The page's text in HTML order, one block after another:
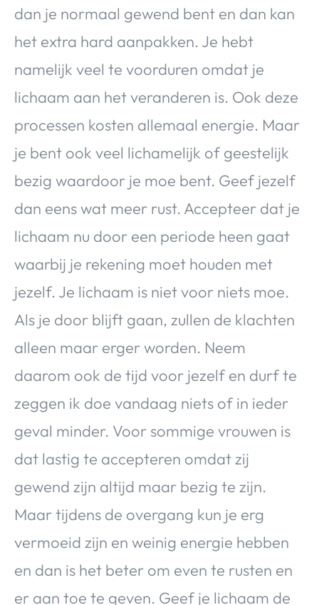
dan je normaal gewend bent en dan kan
het extra hard aanpakken. Je hebt
namelijk veel te voorduren omdat je
lichaam aan het veranderen is. Ook deze
processen kosten allemaal energie. Maar
je bent ook veel lichamelijk of geestelijk
bezig waardoor je moe bent. Geef jezelf
dan eens wat meer rust. Accepteer dat je
lichaam nu door een periode heen gaat
waarbij je rekening moet houden met
jezelf. Je lichaam is niet voor niets moe.
Als je door blijft gaan, zullen de klachten
alleen maar erger worden. Neem
daarom ook de tijd voor jezelf en durf te
zeggen ik doe vandaag niets of in ieder
geval minder. Voor sommige vrouwen is
dat lastig te accepteren omdat zij
gewend zijn altijd maar bezig te zijn.
Maar tijdens de overgang kun je erg
vermoeid zijn en weinig energie hebben
en dan is het beter om even te rusten en
er aan toe te geven. Geef je lichaam de